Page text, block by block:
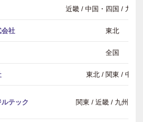
近畿 / 中国・四国 / 九州
会社 東北
全国
東北 / 関東 / 中部
テック 関東 / 近畿 / 九州・